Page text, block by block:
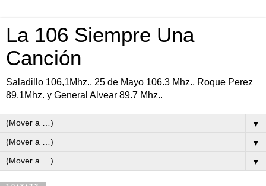
La 106 Siempre Una
Canción
Saladillo 106,1Mhz., 25 de Mayo 106.3 Mhz., Roque Perez
89.1Mhz. y General Alvear 89.7 Mhz..
▼
▼
▼